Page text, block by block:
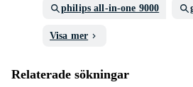
philips all-in-one 9000
Visa mer
Relaterade sökningar